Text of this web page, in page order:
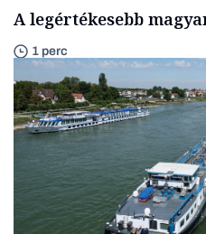
A legértékesebb
1 perc